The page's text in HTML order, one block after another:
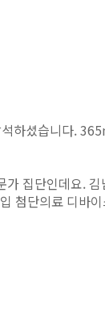
셨습니다.
집단인데요.
첨단의료 디바